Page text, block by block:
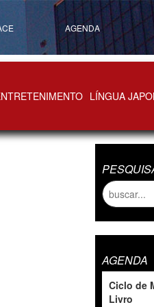
AGENDA
LÍNGUA
AGENDA
Ciclo de
Livro